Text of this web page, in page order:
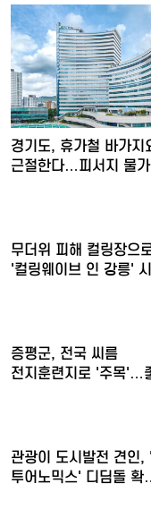
경기도, 휴가철 바가지
근절한다…피서지 물
무더위 피해 컬링장으
'컬링웨이브 인 강릉'
증평군, 전국 씨름
전지훈련지로 '주목'…
관광이 도시발전 견인,
투어노믹스' 디딤돌